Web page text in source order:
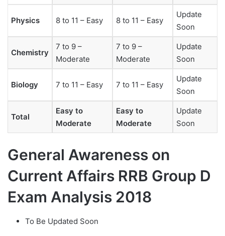
Physics 8 to 11 – Easy 8 to 11 – Easy
Update
Soon
Chemistry
7 to 9 –
Moderate
7 to 9 –
Moderate
Update
Soon
Biology 7 to 11 – Easy 7 to 11 – Easy
Update
Soon
Total
Easy to
Moderate
Easy to
Moderate
Update
Soon
General Awareness on
Current Affairs RRB Group D
Exam Analysis 2018
To Be Updated Soon